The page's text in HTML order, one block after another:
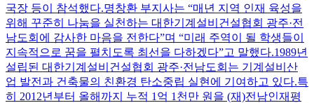
국장 등이 참석했다.명창환 부지사는 “매년 지역 인재 육성을
위해 꾸준히 나눔을 실천하는 대한기계설비건설협회 광주·전
남도회에 감사한 마음을 전한다”며 “미래 주역이 될 학생들이
지속적으로 꿈을 펼치도록 최선을 다하겠다”고 말했다.1989년
설립된 대한기계설비건설협회 광주·전남도회는 기계설비산
업 발전과 건축물의 친환경 탄소중립 실현에 기여하고 있다.특
히 2012년부터 올해까지 누적 1억 1천만 원을 (재)전남인재평